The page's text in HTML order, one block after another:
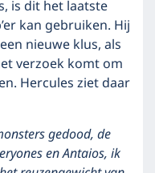
is dit het laatste
kan gebruiken. Hij
nieuwe klus, als
verzoek komt om
Hercules ziet daar
gedood, de
en Antaios, ik